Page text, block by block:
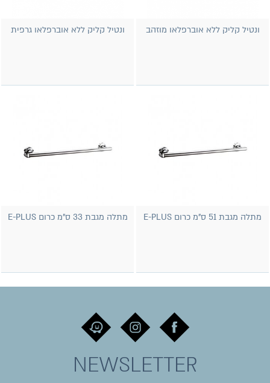
ונטיל קליק ללא אוברפלאו מוזהב ונטיל קליק ללא אוברפלאו גרפית
מתלה מגבת 51 ס"מ כרום E-PLUS מתלה מגבת 33 ס"מ כרום E-PLUS
NEWSLETTER